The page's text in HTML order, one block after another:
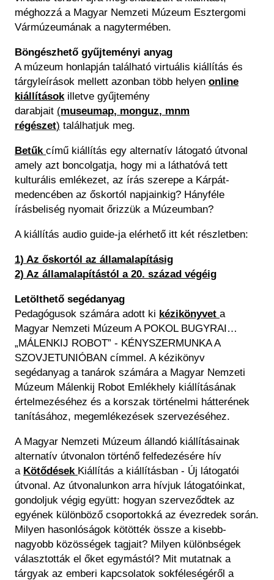
méghozzá a Magyar Nemzeti Múzeum Esztergomi
Vármúzeumának a nagytermében.
Böngészhető gyűjteményi anyag
A múzeum honlapján található virtuális kiállítás és
tárgyleírások mellett azonban több helyen online
kiállításokilletve gyűjtemény
darabjait (museumap, monguz, mnm
régészet) találhatjuk meg.
Betűk című kiállítás egy alternatív látogató útvonal
amely azt boncolgatja, hogy mi a láthatóvá tett
kulturális emlékezet, az írás szerepe a Kárpát-
medencében az őskortól napjainkig? Hányféle
írásbeliség nyomait őrizzük a Múzeumban?
A kiállítás audio guide-ja elérhető itt két részletben:
1) Az őskortól az államalapításig
2) Az államalapítástól a 20. század végéig
Letölthető segédanyag
Pedagógusok számára adott ki kézikönyvet a
Magyar Nemzeti Múzeum A POKOL BUGYRAI…
„MÁLENKIJ ROBOT” - KÉNYSZERMUNKA A
SZOVJETUNIÓBAN címmel. A kézikönyv
segédanyag a tanárok számára a Magyar Nemzeti
Múzeum Málenkij Robot Emlékhely kiállításának
értelmezéséhez és a korszak történelmi hátterének
tanításához, megemlékezések szervezéséhez.
A Magyar Nemzeti Múzeum állandó kiállításainak
alternatív útvonalon történő felfedezésére hív
a Kötődések Kiállítás a kiállításban - Új látogatói
útvonal. Az útvonalunkon arra hívjuk látogatóinkat,
gondoljuk végig együtt: hogyan szerveződtek az
egyének különböző csoportokká az évezredek során.
Milyen hasonlóságok kötötték össze a kisebb-
nagyobb közösségek tagjait? Milyen különbségek
választották el őket egymástól? Mit mutatnak a
tárgyak az emberi kapcsolatok sokféleségéről a